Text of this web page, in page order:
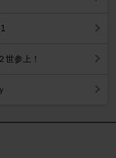
世参上！